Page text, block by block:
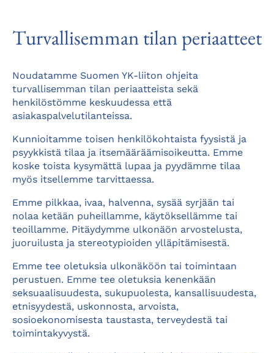
Turvallisemman tilan periaatteet
Noudatamme Suomen YK-liiton ohjeita
turvallisemman tilan periaatteista sekä
henkilöstömme keskuudessa että
asiakaspalvelutilanteissa.
Kunnioitamme toisen henkilökohtaista fyysistä ja
psyykkistä tilaa ja itsemääräämisoikeutta. Emme
koske toista kysymättä lupaa ja pyydämme tilaa
myös itsellemme tarvittaessa.
Emme pilkkaa, ivaa, halvenna, sysää syrjään tai
nolaa ketään puheillamme, käytöksellämme tai
teoillamme. Pitäydymme ulkonäön arvostelusta,
juoruilusta ja stereotypioiden ylläpitämisestä.
Emme tee oletuksia ulkonäköön tai toimintaan
perustuen. Emme tee oletuksia kenenkään
seksuaalisuudesta, sukupuolesta, kansallisuudesta,
etnisyydestä, uskonnosta, arvoista,
sosioekonomisesta taustasta, terveydestä tai
toimintakyvystä.